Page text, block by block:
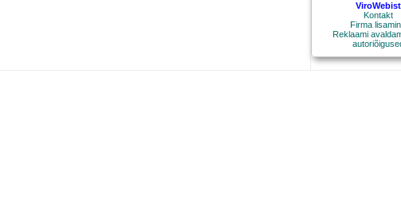
ViroWebist
Kontakt
Firma
Reklaami